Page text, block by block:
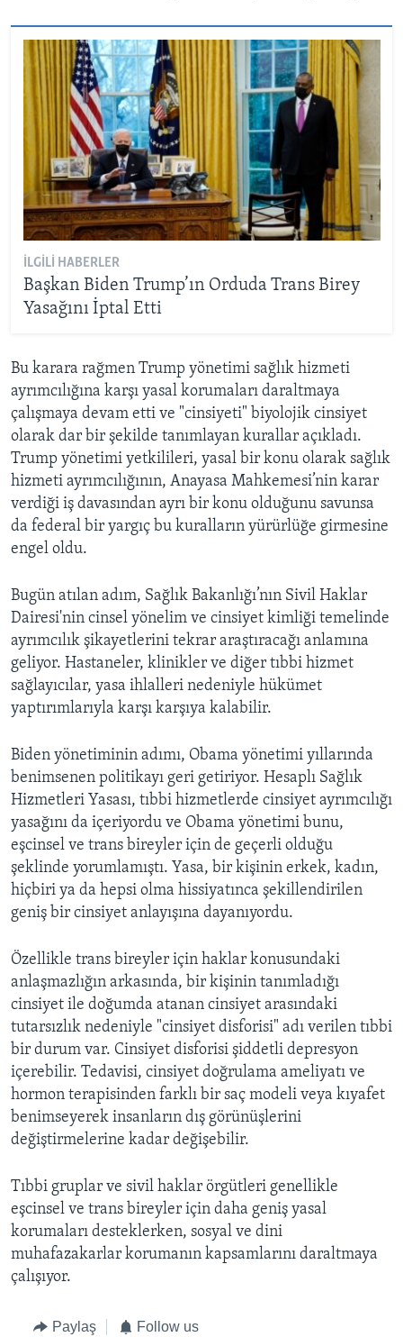
İLGILI HABERLER
Başkan Biden Trump’ın Orduda Trans Birey
Yasağını İptal Etti
Bu karara rağmen Trump yönetimi sağlık hizmeti
ayrımcılığına karşı yasal korumaları daraltmaya
çalışmaya devam etti ve "cinsiyeti" biyolojik cinsiyet
olarak dar bir şekilde tanımlayan kurallar açıkladı.
Trump yönetimi yetkilileri, yasal bir konu olarak sağlık
hizmeti ayrımcılığının, Anayasa Mahkemesi’nin karar
verdiği iş davasından ayrı bir konu olduğunu savunsa
da federal bir yargıç bu kuralların yürürlüğe girmesine
engel oldu.
Bugün atılan adım, Sağlık Bakanlığı’nın Sivil Haklar
Dairesi'nin cinsel yönelim ve cinsiyet kimliği temelinde
ayrımcılık şikayetlerini tekrar araştıracağı anlamına
geliyor. Hastaneler, klinikler ve diğer tıbbi hizmet
sağlayıcılar, yasa ihlalleri nedeniyle hükümet
yaptırımlarıyla karşı karşıya kalabilir.
Biden yönetiminin adımı, Obama yönetimi yıllarında
benimsenen politikayı geri getiriyor. Hesaplı Sağlık
Hizmetleri Yasası, tıbbi hizmetlerde cinsiyet ayrımcılığı
yasağını da içeriyordu ve Obama yönetimi bunu,
eşcinsel ve trans bireyler için de geçerli olduğu
şeklinde yorumlamıştı. Yasa, bir kişinin erkek, kadın,
hiçbiri ya da hepsi olma hissiyatınca şekillendirilen
geniş bir cinsiyet anlayışına dayanıyordu.
Özellikle trans bireyler için haklar konusundaki
anlaşmazlığın arkasında, bir kişinin tanımladığı
cinsiyet ile doğumda atanan cinsiyet arasındaki
tutarsızlık nedeniyle "cinsiyet disforisi" adı verilen tıbbi
bir durum var. Cinsiyet disforisi şiddetli depresyon
içerebilir. Tedavisi, cinsiyet doğrulama ameliyatı ve
hormon terapisinden farklı bir saç modeli veya kıyafet
benimseyerek insanların dış görünüşlerini
değiştirmelerine kadar değişebilir.
Tıbbi gruplar ve sivil haklar örgütleri genellikle
eşcinsel ve trans bireyler için daha geniş yasal
korumaları desteklerken, sosyal ve dini
muhafazakarlar korumanın kapsamlarını daraltmaya
çalışıyor.
Paylaş Follow us